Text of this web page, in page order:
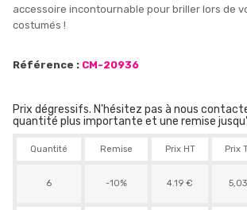
accessoire incontournable pour briller lors de
costumés !
Référence : CM-20936
Prix dégressifs. N'hésitez pas à nous
quantité plus importante et une remise
Quantité Remise Prix HT Prix
6 -10% 4.19 €